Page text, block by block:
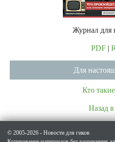
Журнал для
PDF|
Для
Кто
Назад
© 2005-2026 - Новости для гиков